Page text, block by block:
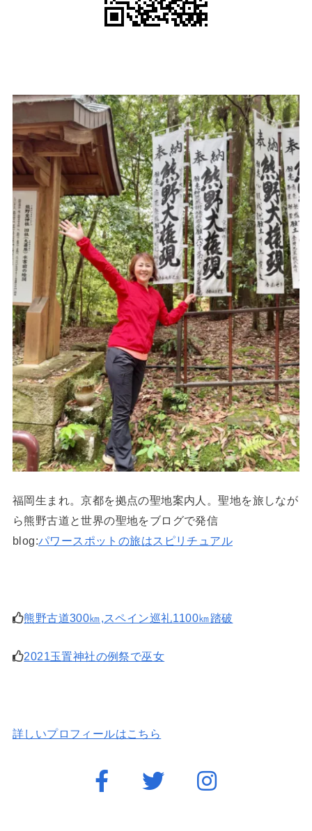
福岡生まれ。京都を拠点の聖地案内人。聖地を旅しなが
ら熊野古道と世界の聖地をブログで発信
blog:パワースポットの旅はスピリチュアル
熊野古道300㎞,スペイン巡礼1100㎞踏破
2021玉置神社の例祭で巫女
詳しいプロフィールはこちら